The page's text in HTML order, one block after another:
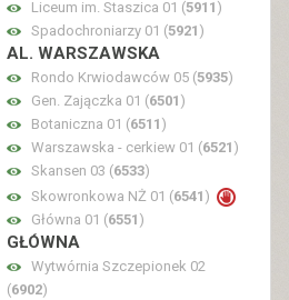
Liceum im. Staszica 01 (5911 )
Spadochroniarzy 01 (5921 )
AL. WARSZAWSKA
Rondo Krwiodawców 05 (5935)
Gen. Zajączka 01 (6501 )
Botaniczna 01 (6511 )
Warszawska - cerkiew 01 (6521 )
Skansen 03 (6533)
Skowronkowa NŻ 01 (6541 )
Główna 01 (6551 )
GŁÓWNA
Wytwórnia Szczepionek 02
(6902)